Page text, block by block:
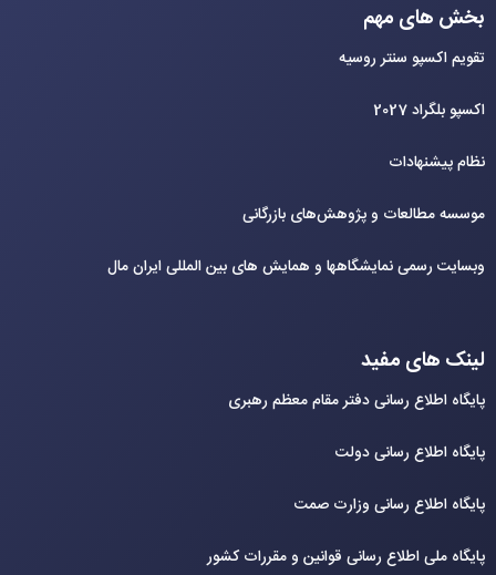
بخش های مهم
تقویم اکسپو سنتر روسیه
اکسپو بلگراد 2027
نظام پیشنهادات
موسسه مطالعات و پژوهش‌های بازرگانی
وبسایت رسمی نمایشگاهها و همایش های بین‌ المللی ایران مال
لینک های مفید
پایگاه اطلاع رسانی دفتر مقام معظم رهبری
پایگاه اطلاع رسانی دولت
پایگاه اطلاع رسانی وزارت صمت
پایگاه ملی اطلاع رسانی قوانین و مقررات کشور